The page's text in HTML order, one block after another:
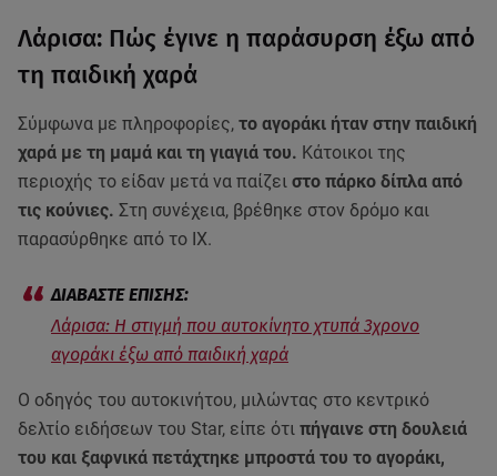
Λάρισα: Πώς έγινε η παράσυρση έξω από
τη παιδική χαρά
Σύμφωνα με πληροφορίες, το αγοράκι ήταν στην παιδική
χαρά με τη μαμά και τη γιαγιά του. Κάτοικοι της
περιοχής το είδαν μετά να παίζει στο πάρκο δίπλα από
τις κούνιες. Στη συνέχεια, βρέθηκε στον δρόμο και
παρασύρθηκε από το ΙΧ.
Λάρισα: Η στιγμή που αυτοκίνητο χτυπά 3χρονο
αγοράκι έξω από παιδική χαρά
Ο οδηγός του αυτοκινήτου, μιλώντας στο κεντρικό
δελτίο ειδήσεων του Star, είπε ότι πήγαινε στη δουλειά
του και ξαφνικά πετάχτηκε μπροστά του το αγοράκι,